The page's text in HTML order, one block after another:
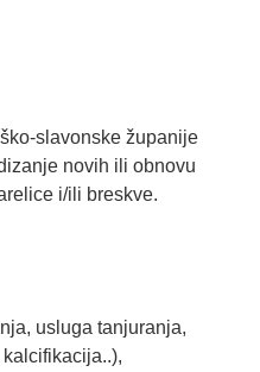
slavonske županije
novih ili obnovu
i/ili breskve.
usluga tanjuranja,